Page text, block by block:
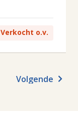
Verkocht o.v.
Volgende